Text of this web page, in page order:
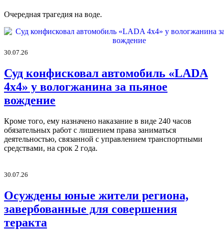
Очередная трагедия на воде.
30.07.26
Суд конфисковал автомобиль «LADA
4х4» у вологжанина за пьяное
вождение
Кроме того, ему назначено наказание в виде 240 часов
обязательных работ с лишением права заниматься
деятельностью, связанной с управлением транспортными
средствами, на срок 2 года.
30.07.26
Осуждены юные жители региона,
завербованные для совершения
теракта